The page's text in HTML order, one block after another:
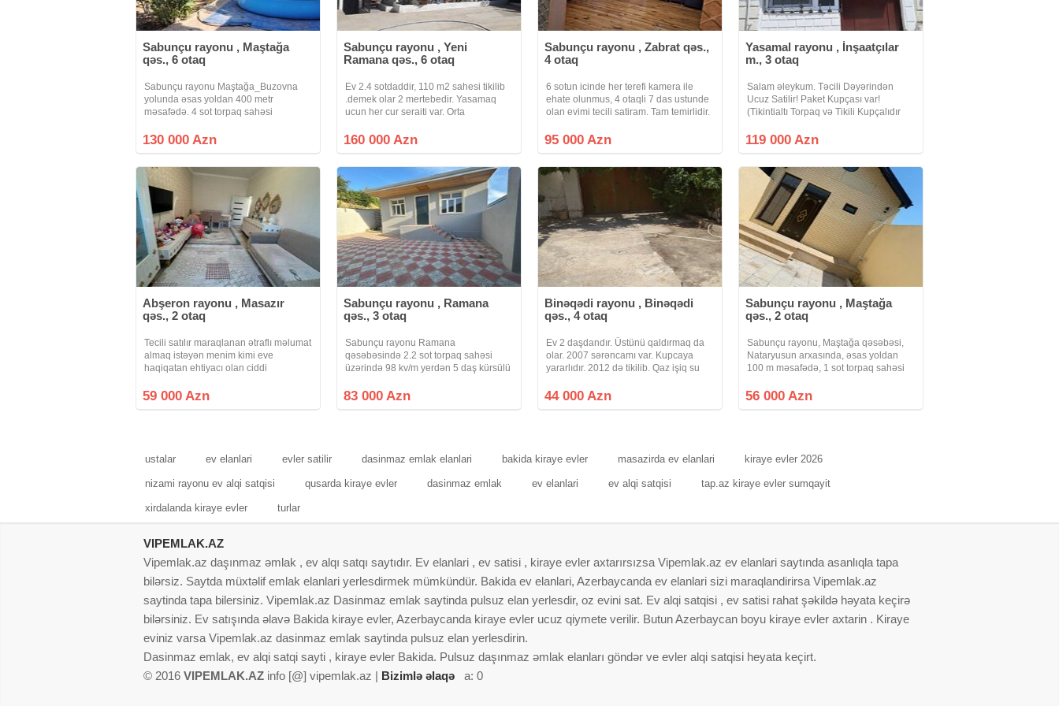
Sabunçu rayonu , Maştağa
qəs., 6 otaq
Sabunçu rayonu Maştağa_Buzovna
yolunda əsas yoldan 400 metr
məsafədə. 4 sot torpaq sahəsi
otaq, 2 mətbəxt və 2 sanuzeldən ibarət
130 000 Azn
Sabunçu rayonu , Yeni
Ramana qəs., 6 otaq
Ev 2.4 sotdaddir, 110 m2 sahesi tikilib
.demek olar 2 mertebedir. Yasamaq
ucun her cur seraiti var. Orta
olunacaq.öz evimdir, pula ehtiyacim
160 000 Azn
Sabunçu rayonu , Zabrat qəs.,
4 otaq
6 sotun icinde her terefi kamera ile
ehate olunmus, 4 otaqli 7 das ustunde
olan evimi tecili satiram. Tam temirlidir.
95 000 Azn
Yasamal rayonu , İnşaatçılar
m., 3 otaq
Salam əleykum. Təcili Dəyərindən
Ucuz Satilir! Paket Kupçası var!
(Tikintialtı Torpaq və Tikili Kupçalıdır
xidmətin arxa hissəsində əla təmirli 62
119 000 Azn
Abşeron rayonu , Masazır
qəs., 2 otaq
Tecili satılır maraqlanan ətraflı məlumat
almaq istəyən menim kimi eve
haqiqatan ehtiyacı olan ciddi
vatsapa yox , cibi, başı boslar narahat
59 000 Azn
Sabunçu rayonu , Ramana
qəs., 3 otaq
Sabunçu rayonu Ramana
qəsəbəsində 2.2 sot torpaq sahəsi
üzərində 98 kv/m yerdən 5 daş kürsülü
həyət evi satılır. Sənəd:Bələdiyyə
83 000 Azn
Binəqədi rayonu , Binəqədi
qəs., 4 otaq
Ev 2 daşdandır. Üstünü qaldırmaq da
olar. 2007 sərəncamı var. Kupcaya
yararlıdır. 2012 də tikilib. Qaz işiq su
10-15 dəqiqəlik məsafədədir. Real
44 000 Azn
Sabunçu rayonu , Maştağa
qəs., 2 otaq
Sabunçu rayonu, Maştağa qəsəbəsi,
Nataryusun arxasında, əsas yoldan
100 m məsafədə, 1 sot torpaq sahəsi
tikili sahəsi 47 kv/m olan Həyət Evi
56 000 Azn
ustalar ev elanlari evler satilir dasinmaz emlak elanlari bakida kiraye evler masazirda ev elanlari kiraye evler 2026
nizami rayonu ev alqi satqisi qusarda kiraye evler dasinmaz emlak ev elanlari ev alqi satqisi tap.az kiraye evler sumqayit
xirdalanda kiraye evler turlar
VIPEMLAK.AZ
Vipemlak.az daşınmaz əmlak , ev alqı satqı saytıdır. Ev elanlari , ev satisi , kiraye evler axtarırsızsa Vipemlak.az ev elanlari saytında asanlıqla tapa
bilərsiz. Saytda müxtəlif emlak elanlari yerlesdirmek mümkündür. Bakida ev elanlari, Azerbaycanda ev elanlari sizi maraqlandirirsa Vipemlak.az
saytinda tapa bilersiniz. Vipemlak.az Dasinmaz emlak saytinda pulsuz elan yerlesdir, oz evini sat. Ev alqi satqisi , ev satisi rahat şəkildə həyata keçirə
bilərsiniz. Ev satışında əlavə Bakida kiraye evler, Azerbaycanda kiraye evler ucuz qiymete verilir. Butun Azerbaycan boyu kiraye evler axtarin . Kiraye
eviniz varsa Vipemlak.az dasinmaz emlak saytinda pulsuz elan yerlesdirin.
Dasinmaz emlak, ev alqi satqi sayti , kiraye evler Bakida. Pulsuz daşınmaz əmlak elanları göndər ve evler alqi satqisi heyata keçirt.
© 2016 VIPEMLAK.AZ info [@] vipemlak.az | Bizimlə əlaqə a: 0